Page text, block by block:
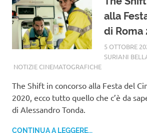
alla
di Roma
5 OTTOBRE
SURIANI
NOTIZIE CINEMATOGRAFICHE
The Shift in concorso alla Festa del
2020, ecco tutto quello che c’è da
di Alessandro Tonda.
CONTINUA A LEGGERE...